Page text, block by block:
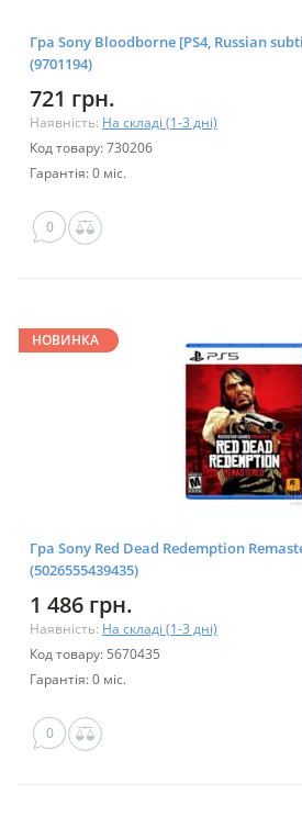
Гра Sony Bloodborne [PS4, Russian
(9701194)
721 грн.
Наявність: На складі (1-3 дні)
Код товару: 730206
Гарантія: 0 міс.
0
НОВИНКА
Гра Sony Red Dead Redemption
(5026555439435)
1 486 грн.
Наявність: На складі (1-3 дні)
Код товару: 5670435
Гарантія: 0 міс.
0